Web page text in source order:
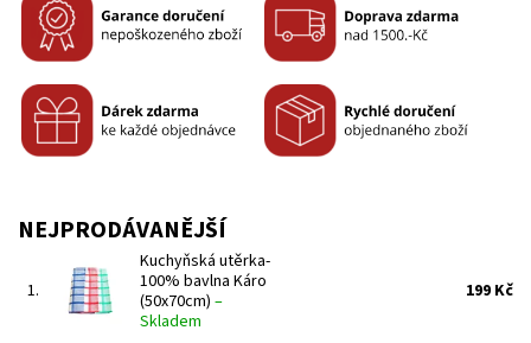
NEJPRODÁVANĚJŠÍ
1.
Kuchyňská utěrka-
100% bavlna Káro
(50x70cm) –
Skladem
199 Kč